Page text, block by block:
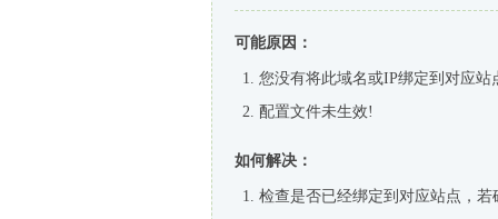
可能原因：
您没有将此域名或IP绑定到对应站
配置文件未生效!
如何解决：
检查是否已经绑定到对应站点，